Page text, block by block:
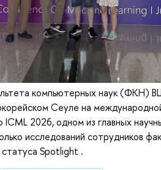
компьютерных наук (ФКН)
Сеуле на
2026, одном из главных
исследований сотрудников
Spotlight .